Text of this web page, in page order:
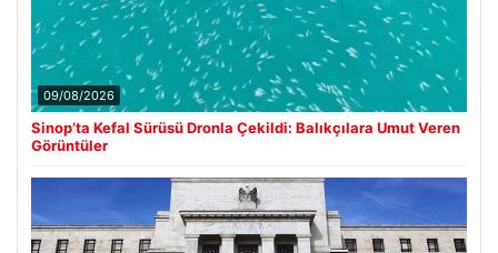
09/08/2026
Sinop’ta Kefal Sürüsü Dronla Çekildi: Balıkçılara Umut Veren
Görüntüler